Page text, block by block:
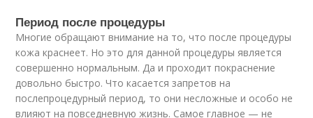
Период после процедуры
Многие обращают внимание на то, что после процедуры
кожа краснеет. Но это для данной процедуры является
совершенно нормальным. Да и проходит покраснение
довольно быстро. Что касается запретов на
послепроцедурный период, то они несложные и особо не
влияют на повседневную жизнь. Самое главное — не